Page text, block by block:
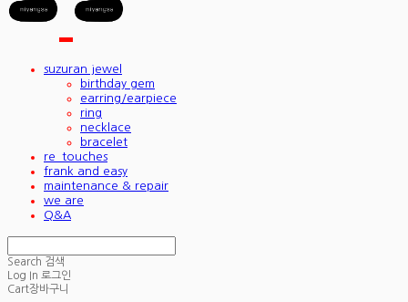
suzuran jewel
birthday gem
earring/earpiece
ring
necklace
bracelet
re_touches
frank and easy
maintenance & repair
we are
Q&A
Search 검색
Log In 로그인
Cart장바구니